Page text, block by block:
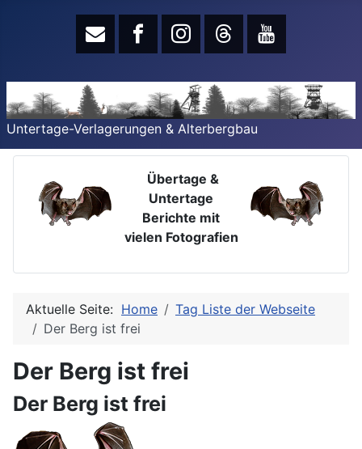
Untertage-Verlagerungen & Alterbergbau
Übertage &
Untertage
Berichte mit
vielen Fotografien
Aktuelle Seite: Home
Tag Liste der Webseite
Der Berg ist frei
Der Berg ist frei
Der Berg ist frei